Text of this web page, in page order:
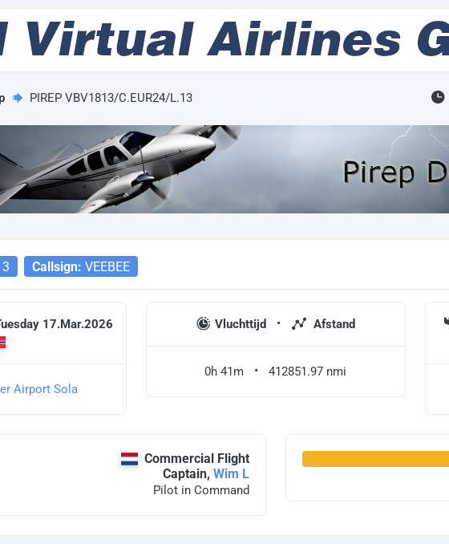
PIREP VBV1813/C.EUR24/L.13
Callsign: VEEBEE
17.Mar.2026
Airport Sola
Vluchttijd Afstand
0h 41m 412851.97 nmi
Commercial Flight
Captain, Wim L
Pilot in Command